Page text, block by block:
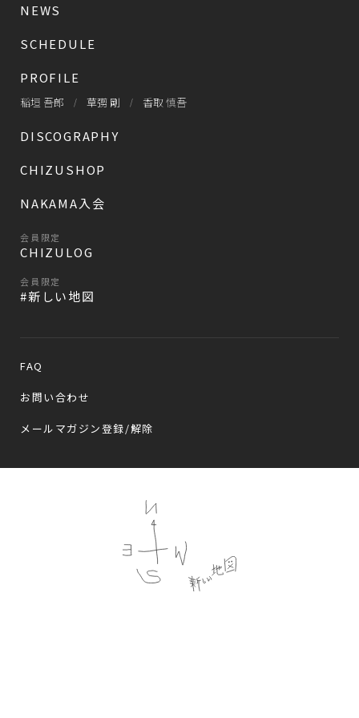
NEWS
SCHEDULE
PROFILE
稲垣 吾郎 草彅 剛 香取 慎吾
DISCOGRAPHY
CHIZUSHOP
NAKAMA入会
会員限定
CHIZULOG
会員限定
#新しい地図
FAQ
お問い合わせ
メールマガジン登録/解除